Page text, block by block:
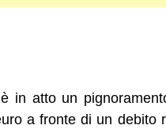
atto un
a fronte di un debito